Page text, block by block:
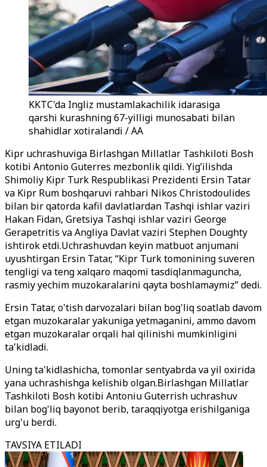
KKTC'da Ingliz mustamlakachilik idarasiga
qarshi kurashning 67-yilligi munosabati bilan
shahidlar xotiralandi / AA
Kipr uchrashuviga Birlashgan Millatlar Tashkiloti Bosh
kotibi Antonio Guterres mezbonlik qildi. Yig’ilishda
Shimoliy Kipr Turk Respublikasi Prezidenti Ersin Tatar
va Kipr Rum boshqaruvi rahbari Nikos Christodoulides
bilan bir qatorda kafil davlatlardan Tashqi ishlar vaziri
Hakan Fidan, Gretsiya Tashqi ishlar vaziri George
Gerapetritis va Angliya Davlat vaziri Stephen Doughty
ishtirok etdi.Uchrashuvdan keyin matbuot anjumani
uyushtirgan Ersin Tatar, “Kipr Turk tomonining suveren
tengligi va teng xalqaro maqomi tasdiqlanmaguncha,
rasmiy yechim muzokaralarini qayta boshlamaymiz” dedi.
Ersin Tatar, o'tish darvozalari bilan bog'liq soatlab davom
etgan muzokaralar yakuniga yetmaganini, ammo davom
etgan muzokaralar orqali hal qilinishi mumkinligini
ta'kidladi.
Uning ta'kidlashicha, tomonlar sentyabrda va yil oxirida
yana uchrashishga kelishib olgan.Birlashgan Millatlar
Tashkiloti Bosh kotibi Antoniu Guterrish uchrashuv
bilan bog'liq bayonot berib, taraqqiyotga erishilganiga
urg'u berdi.
TAVSIYA ETILADI